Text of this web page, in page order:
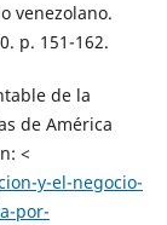
venezolano.
p. 151-162.
de la
de América
<
y-el-negocio-
por-